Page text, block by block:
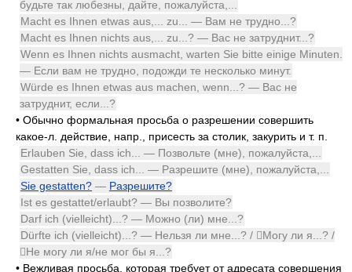
будьте так любезны, дайте, пожалуйста,...
Macht es Ihnen etwas aus,... zu... — Вам не трудно...?
Macht es Ihnen nichts aus,... zu...? — Вас не затруднит...?
Wenn es Ihnen nichts ausmacht, warten Sie bitte einige Minuten.
— Если вам не трудно, подожди те несколько минут.
Würde es Ihnen etwas aus machen, wenn...? — Вас не
затруднит, если...?
• Обычно формальная просьба о разрешении совершить
какое-л. действие, напр., присесть за столик, закурить и т. п.
Erlauben Sie, dass ich... — Позвольте (мне), пожалуйста,...
Gestatten Sie, dass ich... — Разрешите (мне), пожалуйста,...
Sie gestatten? — Разрешите?
Ist es gestattet/erlaubt? — Вы позволите?
Darf ich (vielleicht)...? — Можно (ли) мне...?
Dürfte ich (vielleicht)...? — Нельзя ли мне...? / Могу ли я...? /
Не могу ли я/не мог бы я...?
• Вежливая просьба, которая требует от адресата совершения